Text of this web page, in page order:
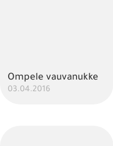
Ompele vauvanukke
03.04.2016